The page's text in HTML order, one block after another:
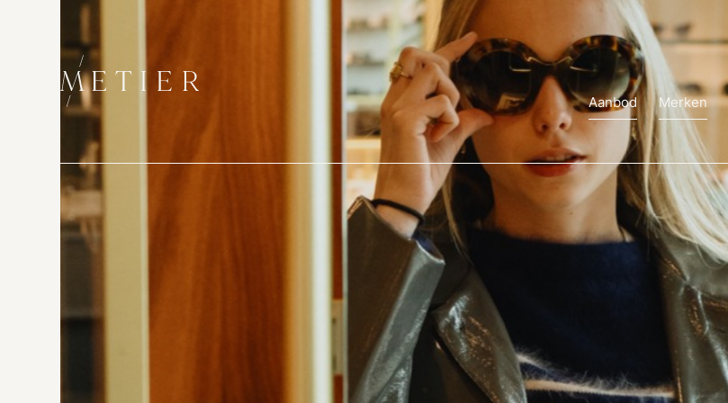
Aanbod Merken